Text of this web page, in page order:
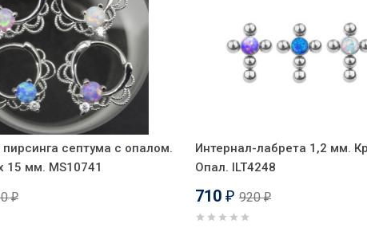
септума с опалом.
15 мм. MS10741
₽
Интернал-лабрета 1,2 мм.
Опал. ILT4248
710 ₽ 920₽